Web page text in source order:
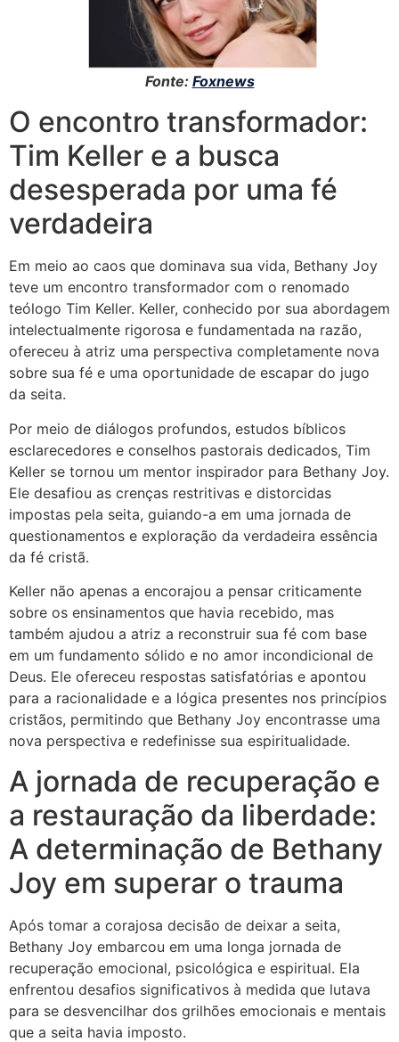
Fonte: Foxnews
O encontro transformador:
Tim Keller e a busca
desesperada por uma fé
verdadeira
Em meio ao caos que dominava sua vida, Bethany Joy
teve um encontro transformador com o renomado
teólogo Tim Keller. Keller, conhecido por sua abordagem
intelectualmente rigorosa e fundamentada na razão,
ofereceu à atriz uma perspectiva completamente nova
sobre sua fé e uma oportunidade de escapar do jugo
da seita.
Por meio de diálogos profundos, estudos bíblicos
esclarecedores e conselhos pastorais dedicados, Tim
Keller se tornou um mentor inspirador para Bethany Joy.
Ele desafiou as crenças restritivas e distorcidas
impostas pela seita, guiando-a em uma jornada de
questionamentos e exploração da verdadeira essência
da fé cristã.
Keller não apenas a encorajou a pensar criticamente
sobre os ensinamentos que havia recebido, mas
também ajudou a atriz a reconstruir sua fé com base
em um fundamento sólido e no amor incondicional de
Deus. Ele ofereceu respostas satisfatórias e apontou
para a racionalidade e a lógica presentes nos princípios
cristãos, permitindo que Bethany Joy encontrasse uma
nova perspectiva e redefinisse sua espiritualidade.
A jornada de recuperação e
a restauração da liberdade:
A determinação de Bethany
Joy em superar o trauma
Após tomar a corajosa decisão de deixar a seita,
Bethany Joy embarcou em uma longa jornada de
recuperação emocional, psicológica e espiritual. Ela
enfrentou desafios significativos à medida que lutava
para se desvencilhar dos grilhões emocionais e mentais
que a seita havia imposto.